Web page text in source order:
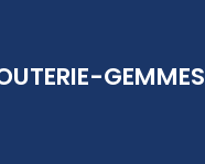
GEMMES